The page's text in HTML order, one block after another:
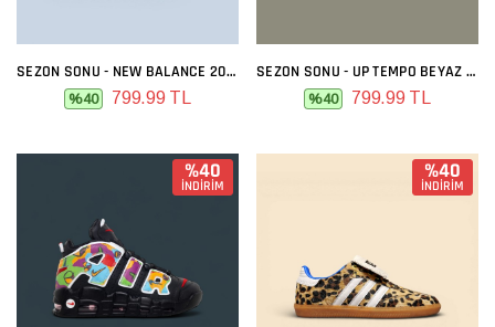
SEZON SONU - NEW BALANCE 2000 SIYAH FÜME
%40 799.99 TL
SEZON SONU - UP TEMPO BEYAZ GRI
%40 799.99 TL
%40
İNDİRİM
%40
İNDİRİM